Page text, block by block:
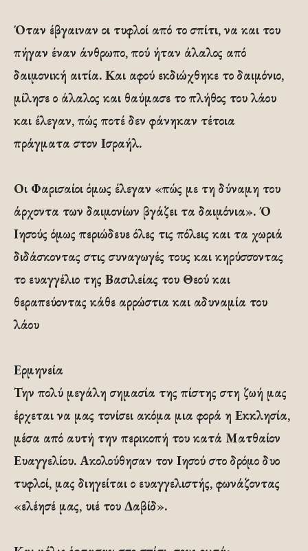
Όταν έβγαιναν οι τυφλοί από το σπίτι, να και του
πήγαν έναν άνθρωπο, πού ήταν άλαλος από
δαιμονική αιτία. Και αφού εκδιώχθηκε το δαιμόνιο,
μίλησε ο άλαλος και θαύμασε το πλήθος του λάου
και έλεγαν, πώς ποτέ δεν φάνηκαν τέτοια
πράγματα στον Ισραήλ.
Οι Φαρισαίοι όμως έλεγαν «πώς με τη δύναμη του
άρχοντα των δαιμονίων βγάζει τα δαιμόνια». Ό
Ιησούς όμως περιώδευε όλες τις πόλεις και τα χωριά
διδάσκοντας στις συναγωγές τους και κηρύσσοντας
το ευαγγέλιο της Βασιλείας του Θεού και
θεραπεύοντας κάθε αρρώστια και αδυναμία του
λάου
Ερμηνεία
Την πολύ μεγάλη σημασία της πίστης στη ζωή μας
έρχεται να μας τονίσει ακόμα μια φορά η Εκκλησία,
μέσα από αυτή την περικοπή του κατά Ματθαίον
Ευαγγελίου. Ακολούθησαν τον Ιησού στο δρόμο δυο
τυφλοί, μας διηγείται ο ευαγγελιστής, φωνάζοντας
«ελέησέ μας, υιέ του Δαβίδ».